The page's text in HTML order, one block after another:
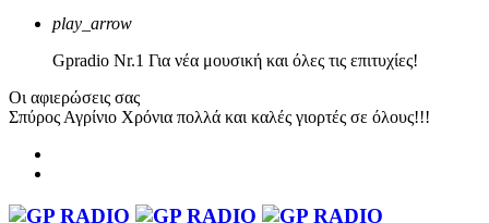
play_arrow
Gpradio Nr.1 Για νέα μουσική και όλες τις επιτυχίες!
Οι αφιερώσεις σας
Σπύρος Αγρίνιο Χρόνια πολλά και καλές γιορτές σε όλους!!!